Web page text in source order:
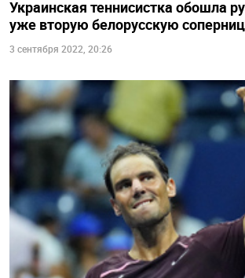
Украинская теннисистка обошла
уже вторую белорусскую
3 сентября 2022, 20:26